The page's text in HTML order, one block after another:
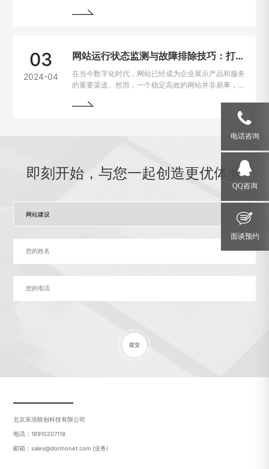
如何进行网站的持续优化与更新，以帮助您实现网站的
03
2024-04
网站运行状态监测与故障排除技巧：打造稳定高效的在线平台
在当今数字化时代，网站已经成为企业展示产品和服务
的重要渠道。然而，一个稳定高效的网站并非易事，因
绍一些运行状态监测与故障排除的技巧，帮助网站管理
即刻开始，与您一起创造更优体验
提交
北京东浩联创科技有限公司
电话：18910207118
邮箱：sales@donhonet.com (业务)
电话咨询
QQ咨询
面谈预约